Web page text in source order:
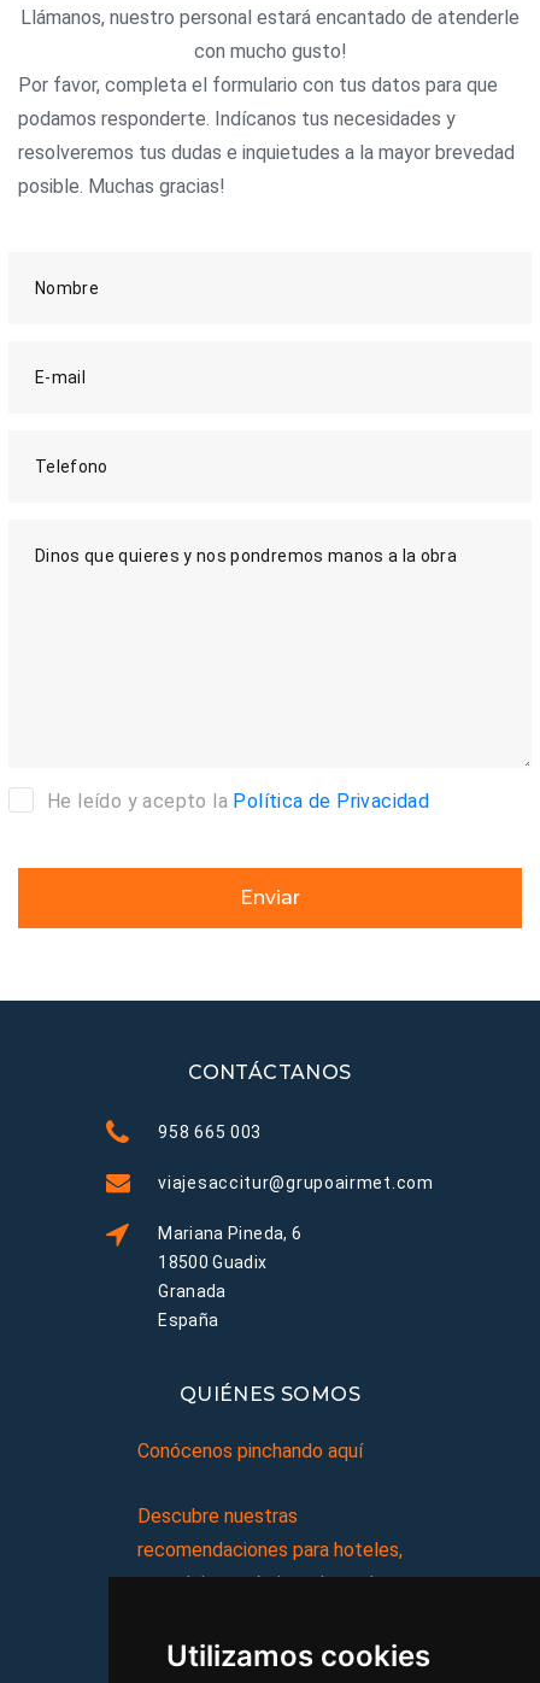
Utilizamos cookies
Llámanos, nuestro personal estará encantado de atenderle
con mucho gusto!
Por favor, completa el formulario con tus datos para que
podamos responderte. Indícanos tus necesidades y
resolveremos tus dudas e inquietudes a la mayor brevedad
posible. Muchas gracias!
Nombre
E-mail
Telefono
Dinos que quieres y nos pondremos manos a la obra
He leído y acepto la Política de Privacidad
Enviar
CONTÁCTANOS
958 665 003
viajesaccitur@grupoairmet.com
Mariana Pineda, 6
18500 Guadix
Granada
España
QUIÉNES SOMOS
Conócenos pinchando aquí
Descubre nuestras
recomendaciones para hoteles,
complejos turísticos, hostales,
viajes, y mucho más!